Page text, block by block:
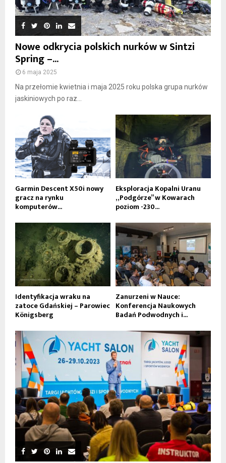
Nowe odkrycia polskich nurków w Sintzi
Spring –...
6 maja 2025
Na przełomie kwietnia i maja 2025 roku polska grupa nurków
jaskiniowych po raz...
Garmin Descent X50i nowy
gracz na rynku
komputerów...
Eksploracja Kopalni Uranu
„Podgórze” w Kowarach
poziom -230...
Identyfikacja wraku na
zatoce Gdańskiej – Parowiec
Königsberg
Zanurzeni w Nauce:
Konferencja Naukowych
Badań Podwodnych i...